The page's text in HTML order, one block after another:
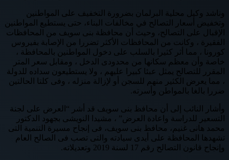
وناشد وكيل محلية البرلمان بضرورة التخفيف على المواطنين
وتخفيض أسعار التصالح في مخالفات البناء، حتى يستطيع المواطنين
الإقبال على التصالح، وحيث أن محافظة بنى سويف من المحافظات
الفقيرة ، وكانت من المحافظات الأكثر تضررا من الإصابة بفيروس
كورونا ، مما أثر كثيرا بالسلب على دخول المواطنين بالمحافظة ،
خاصة وأن معظم سكانها من محدودى الدخل ، ومقابل سعر المتر
المقرر للتصالح يمثل عبئا كبيرا عليهم ، ولا يستطيعون سداده للدولة
، مما يعرض الكثير منهم للسجن أو لإزالة منزله ، وفى كلتا الحالتين
ضررا بالغا بالمواطن وأسرته.
وأشار النائب إلى أن محافظ بنى سويف قد أشر “العرض على لجنة
التسعير للدراسة واعادة العرض” ، مشيدا النويشى بجهود الدكتور
محمد هانى غنيم، محافظ بنى سويف، فى إنجاح مسيرة التنمية التى
تشهدها المحافظة على أيدى سيادته والتى تصب فى الصالح العام
وإنجاح قانون التصالح رقم 17 لسنة 2019 وتعديلاته.